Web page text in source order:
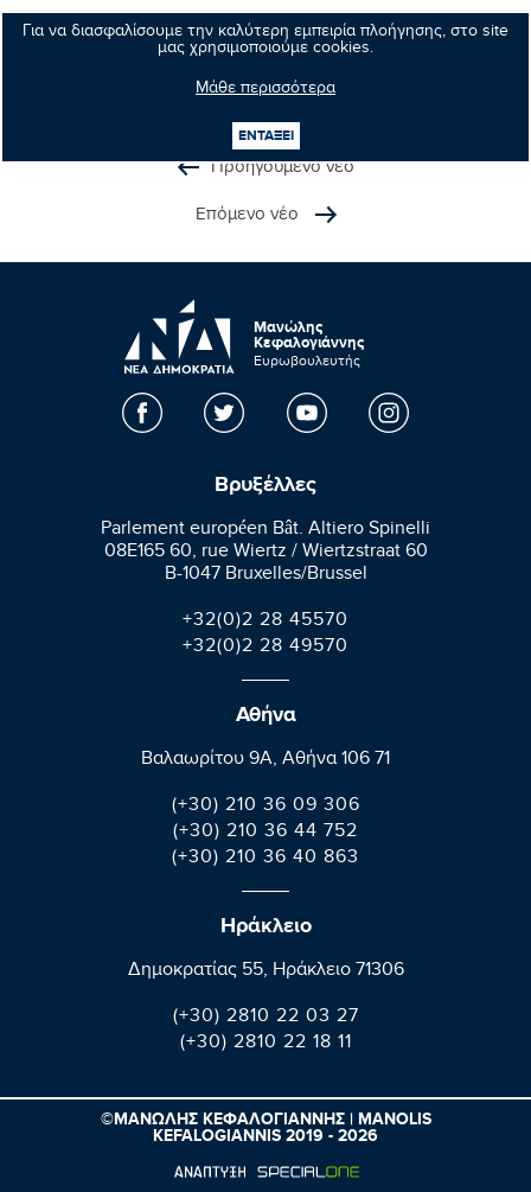
Για να διασφαλίσουμε την καλύτερη εμπειρία πλοήγησης, στο site
μας χρησιμοποιούμε cookies.
Μάθε περισσότερα
ΕΝΤΑΞΕΙ
Κοινοποιήστε:
Προηγούμενο νέο
Επόμενο νέο
Μανώλης
Κεφαλογιάννης
Ευρωβουλευτής
Βρυξέλλες
Parlement européen Bât. Altiero Spinelli
08E165 60, rue Wiertz / Wiertzstraat 60
B-1047 Bruxelles/Brussel
+32(0)2 28 45570
+32(0)2 28 49570
Αθήνα
Βαλαωρίτου 9A, Aθήνα 106 71
(+30) 210 36 09 306
(+30) 210 36 44 752
(+30) 210 36 40 863
Ηράκλειο
Δημοκρατίας 55, Ηράκλειο 71306
(+30) 2810 22 03 27
(+30) 2810 22 18 11
©ΜΑΝΩΛΗΣ ΚΕΦΑΛΟΓΙΑΝΝΗΣ | MANOLIS
KEFALOGIANNIS 2019 - 2026